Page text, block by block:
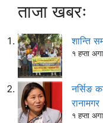
ताजा खबरः
शान्ति
१ हप्ता
नर्सिङ
रानामगर
१ हप्ता